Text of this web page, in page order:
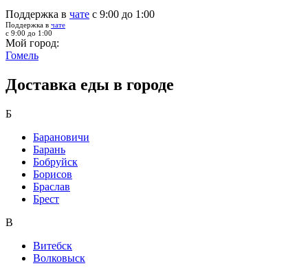
Поддержка в чате с 9:00 до 1:00
Поддержка в чате
с 9:00 до 1:00
Мой город:
Гомель
Доставка еды в городе
Б
Барановичи
Барань
Бобруйск
Борисов
Браслав
Брест
В
Витебск
Волковыск